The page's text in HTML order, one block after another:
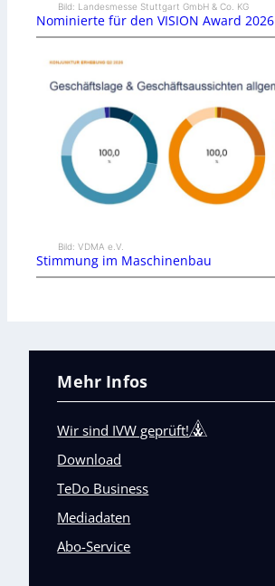
Bild: Landesmesse Stuttgart GmbH & Co. KG
Nominierte für den VISION Award 2026
Bild: VDMA e.V.
Stimmung im Maschinenbau
Mehr Infos
Wir sind IVW geprüft!
Download
TeDo Business
Mediadaten
Abo-Service